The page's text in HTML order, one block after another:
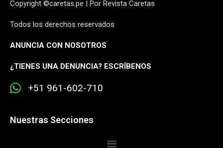
Copyright ©caretas.pe | Por Revista Caretas
Todos los derechos reservados
ANUNCIA CON NOSOTROS
¿TIENES UNA DENUNCIA? ESCRÍBENOS
+51 961-602-710
Nuestras Secciones